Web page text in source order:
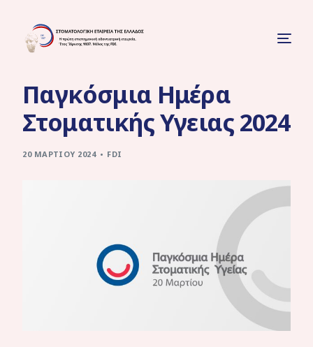
Παγκόσμια Ημέρα
Στοματικής Υγειας 2024
20 ΜΑΡΤΊΟΥ 2024 FDI